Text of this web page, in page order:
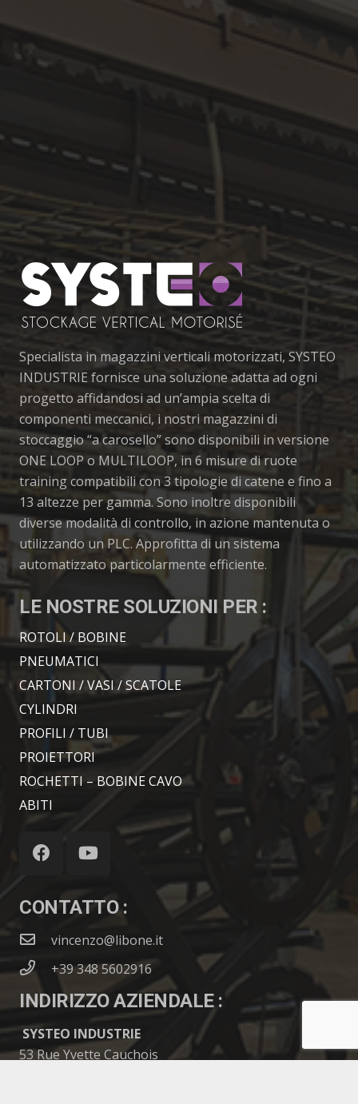
Specialista in magazzini verticali motorizzati, SYSTEO
INDUSTRIE fornisce una soluzione adatta ad ogni
progetto affidandosi ad un’ampia scelta di
componenti meccanici, i nostri magazzini di
stoccaggio “a carosello” sono disponibili in versione
ONE LOOP o MULTILOOP, in 6 misure di ruote
training compatibili con 3 tipologie di catene e fino a
13 altezze per gamma. Sono inoltre disponibili
diverse modalità di controllo, in azione mantenuta o
utilizzando un PLC. Approfitta di un sistema
automatizzato particolarmente efficiente.
LE NOSTRE SOLUZIONI PER :
ROTOLI / BOBINE
PNEUMATICI
CARTONI / VASI / SCATOLE
CYLINDRI
PROFILI / TUBI
PROIETTORI
ROCHETTI – BOBINE CAVO
ABITI
CONTATTO :
vincenzo@libone.it
+39 348 5602916
INDIRIZZO AZIENDALE :
SYSTEO INDUSTRIE
53 Rue Yvette Cauchois